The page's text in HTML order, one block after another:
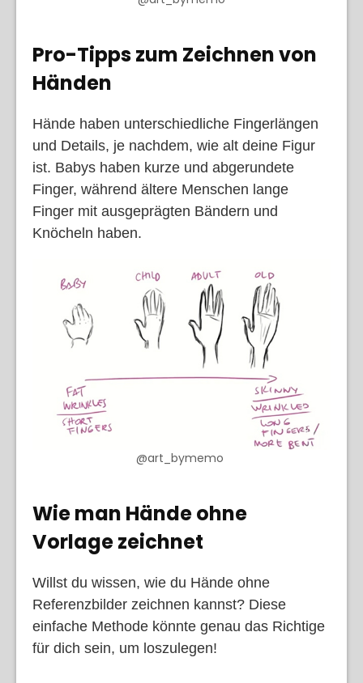
Pro-Tipps zum Zeichnen von
Händen
Hände haben unterschiedliche Fingerlängen
und Details, je nachdem, wie alt deine Figur
ist. Babys haben kurze und abgerundete
Finger, während ältere Menschen lange
Finger mit ausgeprägten Bändern und
Knöcheln haben.
@art_bymemo
Wie man Hände ohne
Vorlage zeichnet
Willst du wissen, wie du Hände ohne
Referenzbilder zeichnen kannst? Diese
einfache Methode könnte genau das Richtige
für dich sein, um loszulegen!